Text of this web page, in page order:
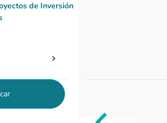
de Inversión